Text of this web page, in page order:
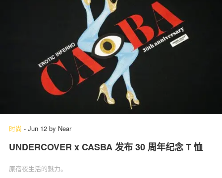
时尚 - Jun 12 by Near
UNDERCOVER x CASBA 发布 30 周年纪念 T 恤
原宿夜生活的魅力。